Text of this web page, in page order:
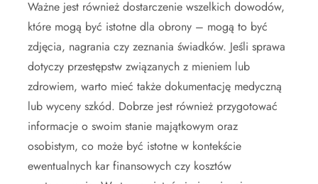
Ważne jest również dostarczenie wszelkich dowodów,
które mogą być istotne dla obrony – mogą to być
zdjęcia, nagrania czy zeznania świadków. Jeśli sprawa
dotyczy przestępstw związanych z mieniem lub
zdrowiem, warto mieć także dokumentację medyczną
lub wyceny szkód. Dobrze jest również przygotować
informacje o swoim stanie majątkowym oraz
osobistym, co może być istotne w kontekście
ewentualnych kar finansowych czy kosztów